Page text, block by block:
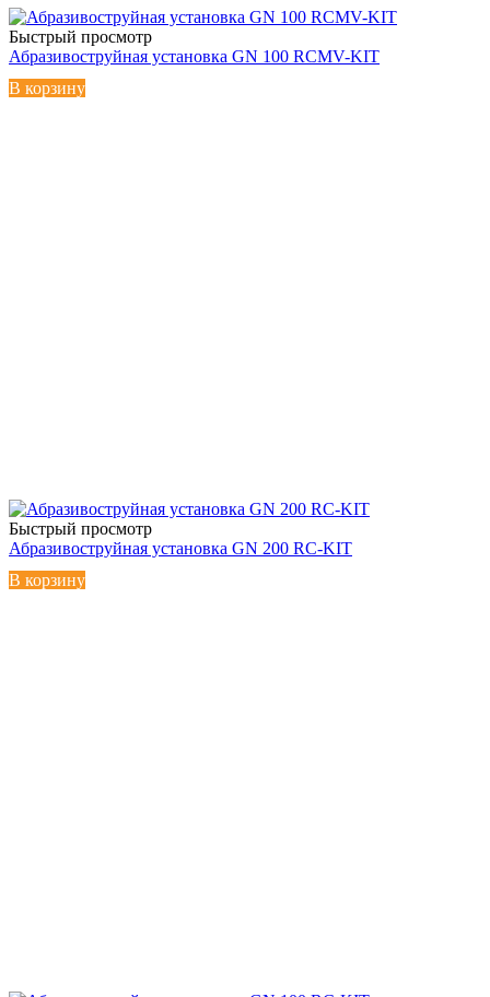
Быстрый просмотр
Абразивоструйная установка GN 100 RCMV-KIT
В корзину
Быстрый просмотр
Абразивоструйная установка GN 200 RC-KIT
В корзину